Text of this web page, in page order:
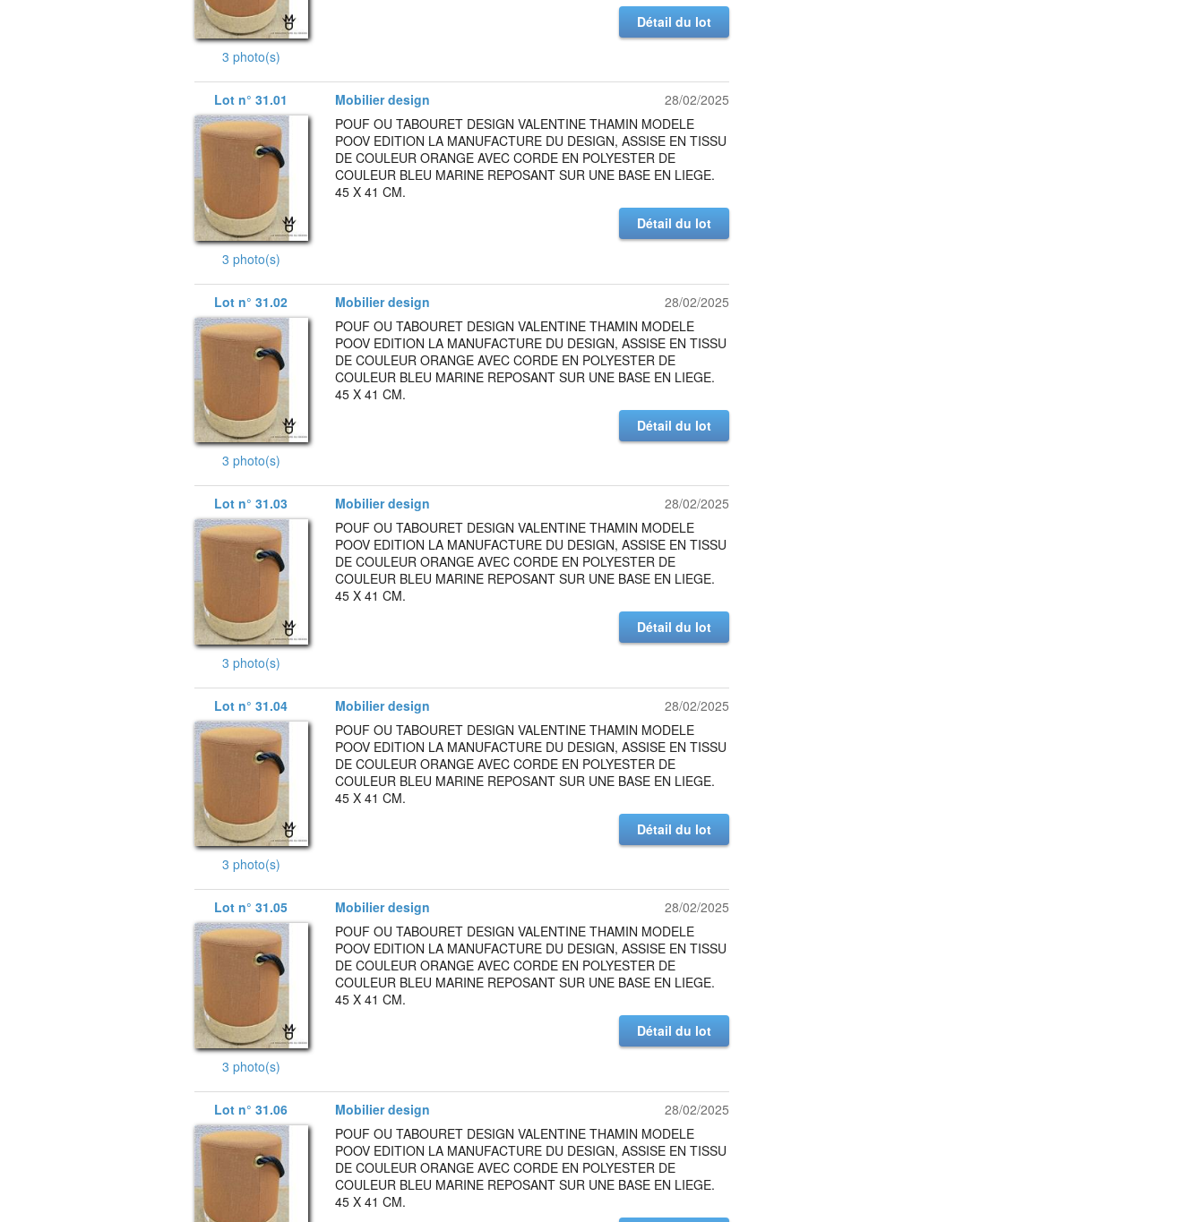
3 photo(s)
Détail du lot
Lot n° 31.01 Mobilier design 28/02/2025
3 photo(s)
POUF OU TABOURET DESIGN VALENTINE THAMIN MODELE
POOV EDITION LA MANUFACTURE DU DESIGN, ASSISE EN TISSU
DE COULEUR ORANGE AVEC CORDE EN POLYESTER DE
COULEUR BLEU MARINE REPOSANT SUR UNE BASE EN LIEGE.
45 X 41 CM.
Détail du lot
Lot n° 31.02 Mobilier design 28/02/2025
3 photo(s)
POUF OU TABOURET DESIGN VALENTINE THAMIN MODELE
POOV EDITION LA MANUFACTURE DU DESIGN, ASSISE EN TISSU
DE COULEUR ORANGE AVEC CORDE EN POLYESTER DE
COULEUR BLEU MARINE REPOSANT SUR UNE BASE EN LIEGE.
45 X 41 CM.
Détail du lot
Lot n° 31.03 Mobilier design 28/02/2025
3 photo(s)
POUF OU TABOURET DESIGN VALENTINE THAMIN MODELE
POOV EDITION LA MANUFACTURE DU DESIGN, ASSISE EN TISSU
DE COULEUR ORANGE AVEC CORDE EN POLYESTER DE
COULEUR BLEU MARINE REPOSANT SUR UNE BASE EN LIEGE.
45 X 41 CM.
Détail du lot
Lot n° 31.04 Mobilier design 28/02/2025
3 photo(s)
POUF OU TABOURET DESIGN VALENTINE THAMIN MODELE
POOV EDITION LA MANUFACTURE DU DESIGN, ASSISE EN TISSU
DE COULEUR ORANGE AVEC CORDE EN POLYESTER DE
COULEUR BLEU MARINE REPOSANT SUR UNE BASE EN LIEGE.
45 X 41 CM.
Détail du lot
Lot n° 31.05 Mobilier design 28/02/2025
3 photo(s)
POUF OU TABOURET DESIGN VALENTINE THAMIN MODELE
POOV EDITION LA MANUFACTURE DU DESIGN, ASSISE EN TISSU
DE COULEUR ORANGE AVEC CORDE EN POLYESTER DE
COULEUR BLEU MARINE REPOSANT SUR UNE BASE EN LIEGE.
45 X 41 CM.
Détail du lot
Lot n° 31.06 Mobilier design
28/02/2025
POUF OU TABOURET DESIGN VALENTINE THAMIN MODELE
POOV EDITION LA MANUFACTURE DU DESIGN, ASSISE EN TISSU
DE COULEUR ORANGE AVEC CORDE EN POLYESTER DE
COULEUR BLEU MARINE REPOSANT SUR UNE BASE EN LIEGE.
45 X 41 CM.